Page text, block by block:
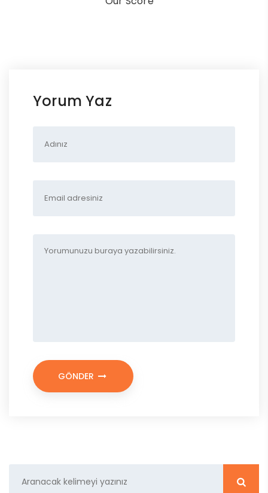
Yorum Yaz
GÖNDER